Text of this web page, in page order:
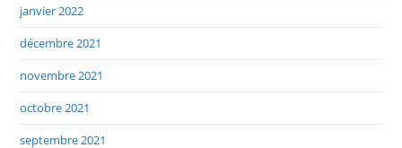
janvier 2022
décembre 2021
novembre 2021
octobre 2021
septembre 2021